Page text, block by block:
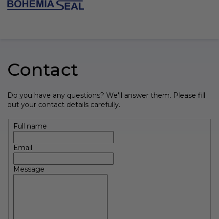
Skip
Contact
Do you have any questions? We'll answer them. Please fill
out your contact details carefully.
Full name
Email
Message